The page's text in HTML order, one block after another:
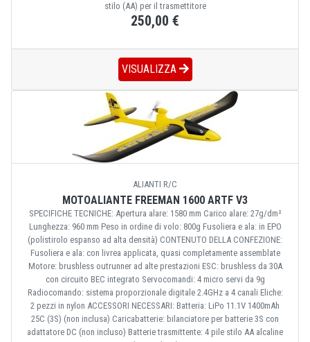
stilo (AA) per il trasmettitore
250,00 €
VISUALIZZA
ALIANTI R/C
MOTOALIANTE FREEMAN 1600 ARTF V3
SPECIFICHE TECNICHE: Apertura alare: 1580 mm Carico alare: 27g/dm²
Lunghezza: 960 mm Peso in ordine di volo: 800g Fusoliera e ala: in EPO
(polistirolo espanso ad alta densità) CONTENUTO DELLA CONFEZIONE:
Fusoliera e ala: con livrea applicata, quasi completamente assemblate
Motore: brushless outrunner ad alte prestazioni ESC: brushless da 30A
con circuito BEC integrato Servocomandi: 4 micro servi da 9g
Radiocomando: sistema proporzionale digitale 2.4GHz a 4 canali Eliche:
2 pezzi in nylon ACCESSORI NECESSARI: Batteria: LiPo 11.1V 1400mAh
25C (3S) (non inclusa) Caricabatterie: bilanciatore per batterie 3S con
adattatore DC (non incluso) Batterie trasmittente: 4 pile stilo AA alcaline